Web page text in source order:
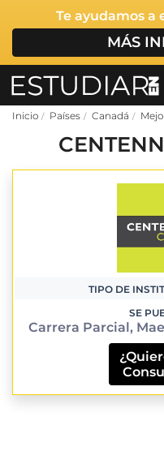
Te ayudamos
MÁS
Inicio Países Canadá
TIPO DE
SE
Carrera Parcial,